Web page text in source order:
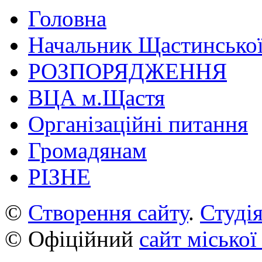
Головна
Начальник
РОЗПОРЯДЖЕННЯ
ВЦА м.Щастя
Організаційні питання
Громадянам
РІЗНЕ
© Створення сайту.
© Офіційний сайт